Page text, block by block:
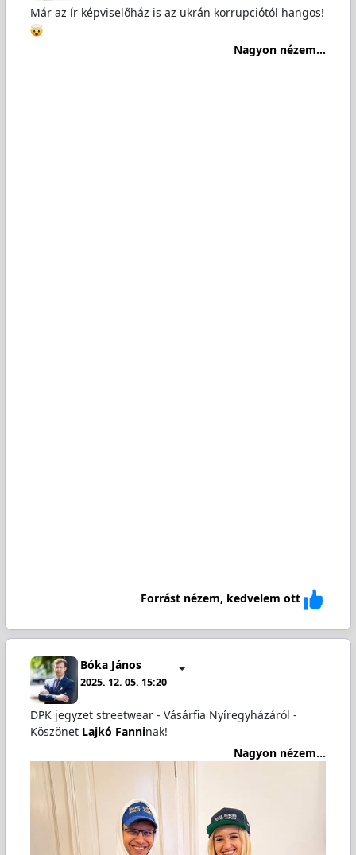
Már az ír képviselőház is az ukrán korrupciótól hangos!
Nagyon nézem...
Forrást nézem, kedvelem ott
Bóka János
2025. 12. 05. 15:20
DPK jegyzet streetwear - Vásárfia Nyíregyházáról -
Köszönet Lajkó Fanninak!
Nagyon nézem...